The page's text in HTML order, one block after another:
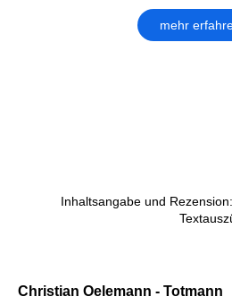
mehr
Inhaltsangabe und
Christian Oelemann - Totmann